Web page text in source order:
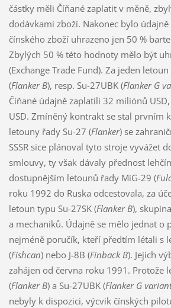
částky měli Číňané zaplatit v měně,
dodávkami zboží. Nakonec bylo
čínského zboží uhrazeno jen 50 %
Zbylých 50 % této hodnoty mělo být
(Exchange Trade Fund). Za jeden
(Flanker B), resp. Su-27UBK (Flanker G
Číňané údajně zaplatili 32 miliónů
USD. Zmíněný kontrakt se stal prvním
letouny řady Su-27 (Flanker) se
SSSR sice plánoval tyto stroje vyvážet
smlouvy, ty však dávaly přednost
dostupnějším letounů řady MiG-29 (
roku 1992 do Ruska odcestovala, za
letoun typu Su-27SK (Flanker B),
a mechaniků. Údajně se mělo jednat o
nejméně poručík, kteří předtím létali s
(Fishcan) nebo J-8B (Finback B). Jejich
zahájen od června roku 1991. Protože
(Flanker B) a Su-27UBK (Flanker G
nebyly k dispozici, výcvik čínských